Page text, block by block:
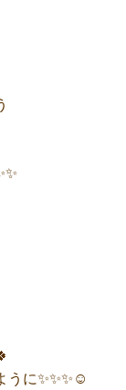
うに✨✨✨☺️